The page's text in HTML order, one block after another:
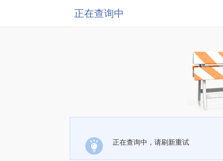
正在查询中
正在查询中，请刷新重试